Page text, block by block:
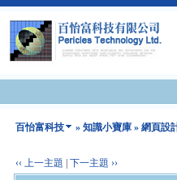
百怡富科技 »知識小寶庫 » 網頁設
‹‹ 上一主題 |下一主題 ››